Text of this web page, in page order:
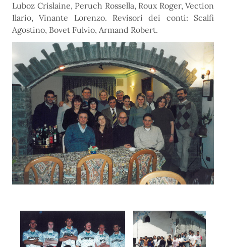
Luboz Crislaine, Peruch Rossella, Roux Roger, Vection
Ilario, Vinante Lorenzo. Revisori dei conti: Scalfi
Agostino, Bovet Fulvio, Armand Robert.